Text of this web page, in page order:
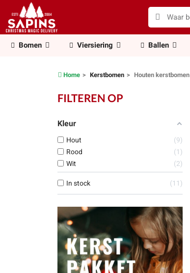
Bomen Viersiering Ballen
Home Kerstbomen Houten kerstbomen
FILTEREN OP
Kleur
Hout
9
Rood
1
Wit
2
In stock 11